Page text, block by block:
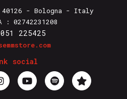
40126 - Bologna - Italy
: 02742231208
225425
social